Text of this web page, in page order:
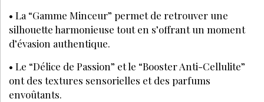
• La “Gamme Minceur” permet de retrouver une
silhouette harmonieuse tout en s’offrant un moment
d’évasion authentique.
• Le “Délice de Passion” et le “Booster Anti-Cellulite”
ont des textures sensorielles et des parfums
envoûtants.